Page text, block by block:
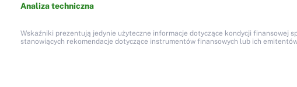
Analiza techniczna
Wskaźniki prezentują jedynie użyteczne informacje dotyczące kondycji finansowej
stanowiących rekomendacje dotyczące instrumentów finansowych lub ich emitentów